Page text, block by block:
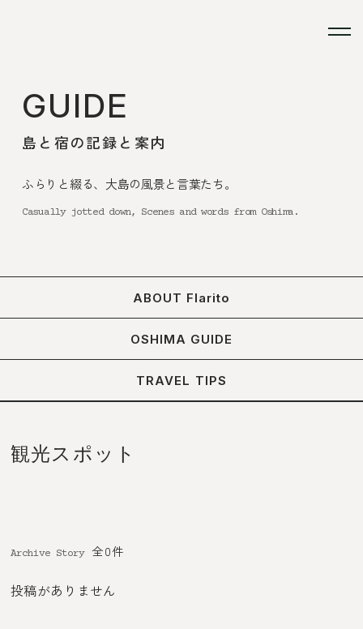
GUIDE
島と宿の記録と案内
ふらりと綴る、大島の風景と言葉たち。
Casually jotted down, Scenes and words from Oshima.
ABOUT Flarito
OSHIMA GUIDE
TRAVEL TIPS
観光スポット
Archive Story 全0件
投稿がありません